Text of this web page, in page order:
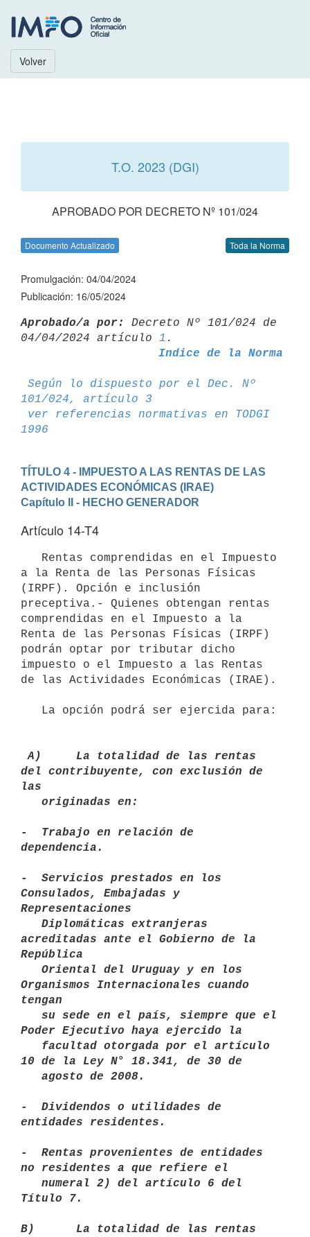
Volver
T.O. 2023 (DGI)
APROBADO POR DECRETO Nº 101/024
Documento Actualizado Toda la Norma
Promulgación: 04/04/2024
Publicación: 16/05/2024
Aprobado/a por:
Decreto Nº 101/024 de
04/04/2024 artículo 1
Indice de la Norma
Según lo dispuesto por el Dec. Nº
101/024, artículo 3
ver referencias normativas en TODGI
1996
TÍTULO 4 - IMPUESTO A LAS RENTAS DE LAS
ACTIVIDADES ECONÓMICAS (IRAE)
Capítulo II - HECHO GENERADOR
Artículo 14-T4
a la Renta de las Personas Físicas
(IRPF). Opción e inclusión
preceptiva.- Quienes obtengan rentas
comprendidas en el Impuesto a la
Renta de las Personas Físicas (IRPF)
podrán optar por tributar dicho
impuesto o el Impuesto a las Rentas
de las Actividades Económicas (IRAE).
A)     La totalidad de las rentas
del contribuyente, con exclusión de
las
-  Trabajo en relación de
dependencia.
-  Servicios prestados en los
Consulados, Embajadas y
Representaciones
acreditadas ante el Gobierno de la
República
Organismos Internacionales cuando
tengan
Poder Ejecutivo haya ejercido la
10 de la Ley N° 18.341, de 30 de
-  Dividendos o utilidades de
entidades residentes.
-  Rentas provenientes de entidades
no residentes a que refiere el
Título 7.
B)      La totalidad de las rentas